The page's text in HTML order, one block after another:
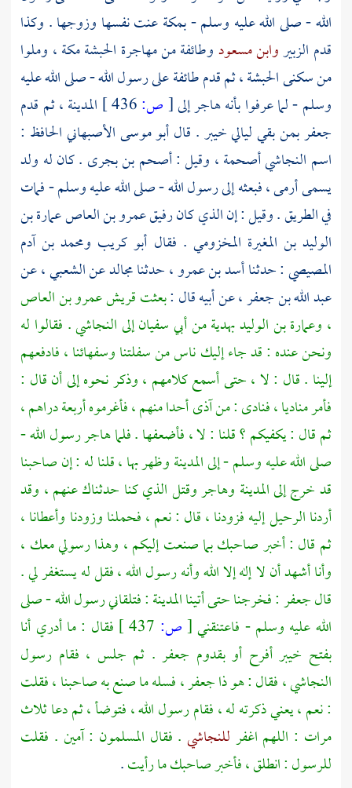
الله - صلى الله عليه وسلم -بمكةعنت نفسها وزوجها . وكذا
قدم الزبيروابن مسعودوطائفة من مهاجرة الحبشةمكة، وملوا
من سكنىالحبشة، ثم قدم طائفة على رسول الله - صلى الله عليه
وسلم - لما عرفوا بأنه هاجر إلى[ص: المدينة، ثم قدم
جعفربمن بقي لياليخيبر. قالأبو موسى الأصبهاني الحافظ :
اسم النجاشيأصحمة، وقيل :أصحم بن بجرى . كان له ولد
يسمىأرمى، فبعثه إلى رسول الله - صلى الله عليه وسلم - فمات
في الطريق . وقيل : إن الذي كان رفيقعمرو بن العاصعمارة بن
الوليد بن المغيرة المخزومي . فقال أبو كريب ومحمد بن آدم
المصيصي: حدثناأسد بن عمرو، حدثنامجالدعنالشعبي، عن
عبد الله بن جعفر، عن أبيه قال :بعثتقريشعمرو بن العاص
، وعمارة بن الوليدبهدية منأبي سفيانإلىالنجاشي. فقالوا له
ونحن عنده : قد جاء إليك ناس من سفلتنا وسفهائنا ، فادفعهم
إلينا . قال : لا ، حتى أسمع كلامهم ، وذكر نحوه إلى أن قال :
فأمر مناديا ، فنادى : من آذى أحدا منهم ، فأغرموه أربعة دراهم ،
ثم قال : يكفيكم ؟ قلنا : لا ، فأضعفها . فلما هاجر رسول الله -
صلى الله عليه وسلم - إلىالمدينةوظهر بها ، قلنا له : إن صاحبنا
قد خرج إلىالمدينة وهاجر وقتل الذي كنا حدثناك عنهم ، وقد
أردنا الرحيل إليه فزودنا ، قال : نعم ، فحملنا وزودنا وأعطانا ،
ثم قال : أخبر صاحبك بما صنعت إليكم ، وهذا رسولي معك ،
وأنا أشهد أن لا إله إلا الله وأنه رسول الله ، فقل له يستغفر لي .
قالجعفر: فخرجنا حتى أتيناالمدينة: فتلقاني رسول الله - صلى
الله عليه وسلم - فاعتنقني[ص:
فقال : ما أدري أنا
بفتح خيبرأفرح أو بقدوم جعفر . ثم جلس ، فقام رسول
النجاشي، فقال : هو ذاجعفر، فسله ما صنع به صاحبنا ، فقلت
: نعم ، يعني ذكرته له ، فقام رسول الله ، فتوضأ ، ثم دعا ثلاث
مرات : اللهم اغفر للنجاشي . فقال المسلمون : آمين . فقلت
للرسول : انطلق ، فأخبر صاحبك ما رأيت.